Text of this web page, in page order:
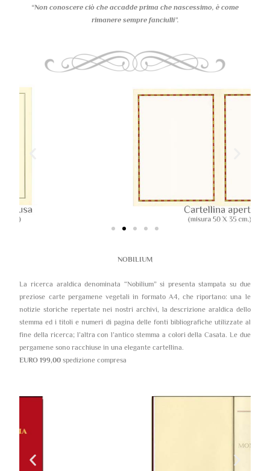
“Non conoscere ciò che accadde prima che nascessimo, è come
rimanere sempre fanciulli”.
NOBILIUM
La ricerca araldica denominata “Nobilium” si presenta stampata su due
preziose carte pergamene vegetali in formato A4, che riportano: una le
notizie storiche repertate nei nostri archivi, la descrizione araldica dello
stemma ed i titoli e numeri di pagina delle fonti bibliografiche utilizzate al
fine della ricerca; l’altra con l’antico stemma a colori della Casata. Le due
pergamene sono racchiuse in una elegante cartellina.
EURO 199,00 spedizione compresa